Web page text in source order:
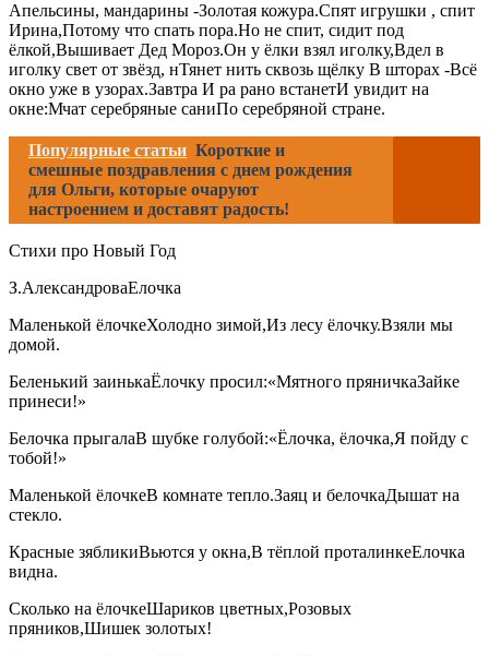
Апельсины, мандарины -Золотая кожура.Спят игрушки , спит
Ирина,Потому что спать пора.Но не спит, сидит под
ёлкой,Вышивает Дед Мороз.Он у ёлки взял иголку,Вдел в
иголку свет от звёзд, нТянет нить сквозь щёлку В шторах -Всё
окно уже в узорах.Завтра И ра рано встанетИ увидит на
окне:Мчат серебряные саниПо серебряной стране.
Популярные статьи Короткие и
смешные поздравления с днем рождения
для Ольги, которые очаруют
настроением и доставят радость!
Стихи про Новый Год
З.АлександроваЕлочка
Маленькой ёлочкеХолодно зимой,Из лесу ёлочку.Взяли мы
домой.
Беленький заинькаЁлочку просил:«Мятного пряничкаЗайке
принеси!»
Белочка прыгалаВ шубке голубой:«Ёлочка, ёлочка,Я пойду с
тобой!»
Маленькой ёлочкеВ комнате тепло.Заяц и белочкаДышат на
стекло.
Красные зябликиВьются у окна,В тёплой проталинкеЕлочка
видна.
Сколько на ёлочкеШариков цветных,Розовых
пряников,Шишек золотых!